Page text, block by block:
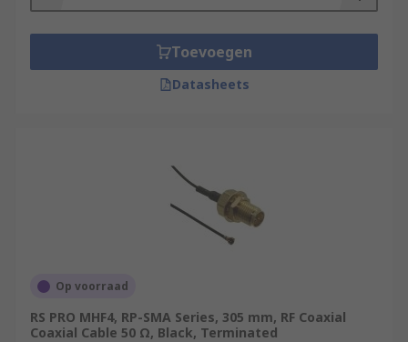
Toevoegen
Datasheets
Op voorraad
RS PRO MHF4, RP-SMA Series, 305 mm, RF Coaxial
Coaxial Cable 50 Ω, Black, Terminated